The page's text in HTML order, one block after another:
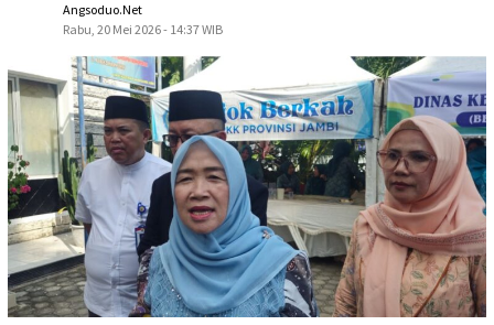
Angsoduo.net
Rabu, 20 Mei 2026 - 14:37 WIB